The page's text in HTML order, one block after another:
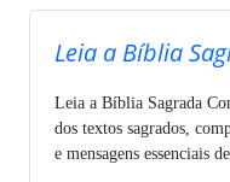
Leia a Bíblia
Leia a Bíblia Sagrada
dos textos sagrados,
e mensagens essenciais